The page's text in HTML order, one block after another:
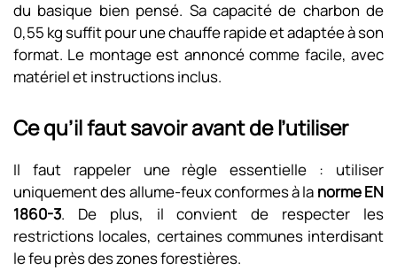
du basique bien pensé. Sa capacité de charbon de
0,55 kg suffit pour une chauffe rapide et adaptée à son
format. Le montage est annoncé comme facile, avec
matériel et instructions inclus.
Ce qu’il faut savoir avant de l’utiliser
Il faut rappeler une règle essentielle : utiliser
uniquement des allume-feux conformes à la norme EN
1860-3. De plus, il convient de respecter les
restrictions locales, certaines communes interdisant
le feu près des zones forestières.